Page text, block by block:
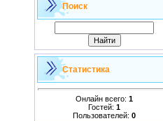
Поиск
Статистика
Онлайн всего: 1
Гостей: 1
Пользователей: 0